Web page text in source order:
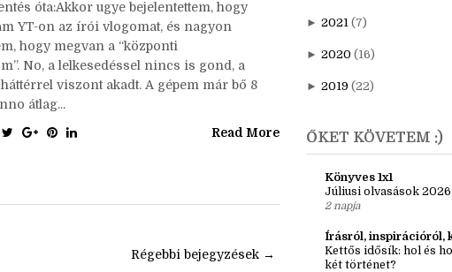
néhány új infóm az előző
óta:Akkor ugye bejelentettem, hogy
YT-on az írói vlogomat, és nagyon
hogy megvan a “központi
No, a lelkesedéssel nincs is gond, a
viszont akadt. A gépem már bő 8
► 2024 (21)
► 2023 (6)
► 2021 (7)
►2019 (22)
ŐKET KÖVETEM :)
Könyves 1x1
Júliusi olvasások 2026
2 napja